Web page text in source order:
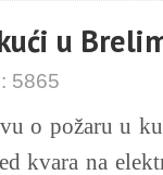
u
5865
o požaru u
kvara na